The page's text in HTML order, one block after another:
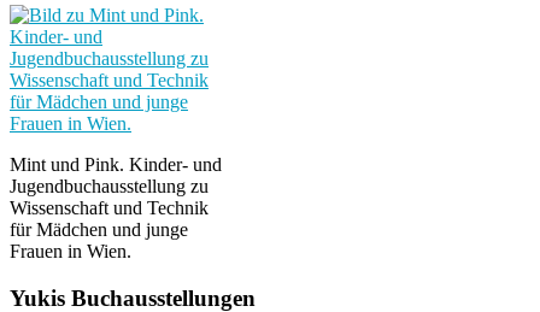
Mint und Pink. Kinder- und
Jugendbuchausstellung zu
Wissenschaft und Technik
für Mädchen und junge
Frauen in Wien.
Yukis Buchausstellungen